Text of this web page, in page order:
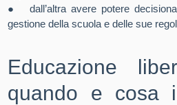
●dall’altra avere potere
gestione della scuola e delle sue
Educazione
quando e cosa